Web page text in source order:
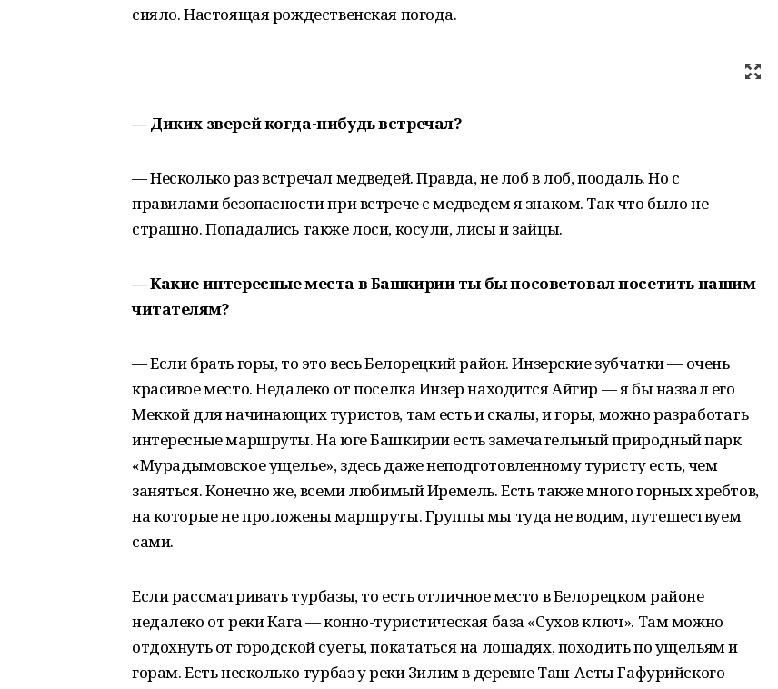
сияло. Настоящая рождественская погода.
— Диких зверей когда-нибудь встречал?
— Несколько раз встречал медведей. Правда, не лоб в лоб, поодаль. Но с
правилами безопасности при встрече с медведем я знаком. Так что было не
страшно. Попадались также лоси, косули, лисы и зайцы.
— Какие интересные места в Башкирии ты бы посоветовал посетить нашим
читателям?
— Если брать горы, то это весь Белорецкий район. Инзерские зубчатки — очень
красивое место. Недалеко от поселка Инзер находится Айгир — я бы назвал его
Меккой для начинающих туристов, там есть и скалы, и горы, можно разработать
интересные маршруты. На юге Башкирии есть замечательный природный парк
«Мурадымовское ущелье», здесь даже неподготовленному туристу есть, чем
заняться. Конечно же, всеми любимый Иремель. Есть также много горных хребтов,
на которые не проложены маршруты. Группы мы туда не водим, путешествуем
сами.
Если рассматривать турбазы, то есть отличное место в Белорецком районе
недалеко от реки Кага — конно-туристическая база «Сухов ключ». Там можно
отдохнуть от городской суеты, покататься на лошадях, походить по ущельям и
горам. Есть несколько турбаз у реки Зилим в деревне Таш-Асты Гафурийского